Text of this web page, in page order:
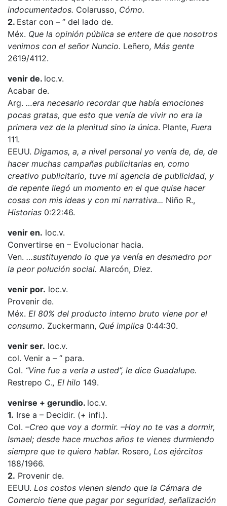
indocumentados. Colarusso, Cómo.
2. Estar con – ‘’ del lado de.
Méx. Que la opinión pública se entere de que nosotros
venimos con el señor Nuncio. Leñero, Más gente
2619/4112.
venir de. loc.v.
Acabar de.
Arg. …era necesario recordar que había emociones
pocas gratas, que esto que venía de vivir no era la
primera vez de la plenitud sino la única. Plante, Fuera
111.
EEUU. Digamos, a, a nivel personal yo venía de, de, de
hacer muchas campañas publicitarias en, como
creativo publicitario, tuve mi agencia de publicidad, y
de repente llegó un momento en el que quise hacer
cosas con mis ideas y con mi narrativa... Niño R.,
Historias 0:22:46.
venir en. loc.v.
Convertirse en – Evolucionar hacia.
Ven. …sustituyendo lo que ya venía en desmedro por
la peor polución social. Alarcón, Diez.
venir por. loc.v.
Provenir de.
Méx. El 80% del producto interno bruto viene por el
consumo. Zuckermann, Qué implica 0:44:30.
venir ser. loc.v.
col. Venir a – ‘’ para.
Col. “Vine fue a verla a usted”, le dice Guadalupe.
Restrepo C., El hilo 149.
venirse + gerundio. loc.v.
1. Irse a – Decidir. (+ infi.).
Col. –Creo que voy a dormir. –Hoy no te vas a dormir,
Ismael; desde hace muchos años te vienes durmiendo
siempre que te quiero hablar. Rosero, Los ejércitos
188/1966.
2. Provenir de.
EEUU. Los costos vienen siendo que la Cámara de
Comercio tiene que pagar por seguridad, señalización